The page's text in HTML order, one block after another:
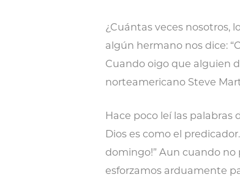
¿Cuántas veces nosotros,
algún hermano nos dice:
Cuando oigo que alguien
norteamericano Steve
Hace poco leí las palabras
Dios es como el
domingo!” Aun cuando
esforzamos arduamente